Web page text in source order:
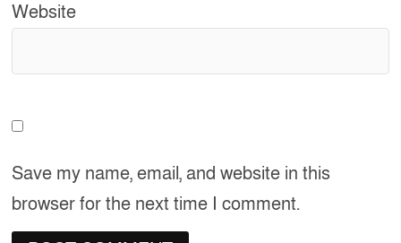
Website
Save my name, email, and website in this
browser for the next time I comment.